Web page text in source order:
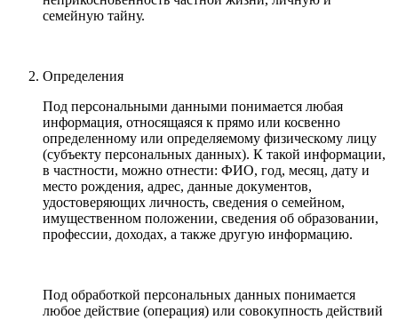
семейную тайну.
Определения
Под персональными данными понимается любая
информация, относящаяся к прямо или косвенно
определенному или определяемому физическому лицу
(субъекту персональных данных). К такой информации,
в частности, можно отнести: ФИО, год, месяц, дату и
место рождения, адрес, данные документов,
удостоверяющих личность, сведения о семейном,
имущественном положении, сведения об образовании,
профессии, доходах, а также другую информацию.
Под обработкой персональных данных понимается
любое действие (операция) или совокупность действий